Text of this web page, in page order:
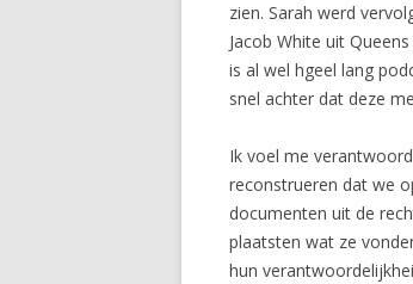
zien. Sarah werd
Jacob White uit
is al wel hgeel lang
snel achter dat deze
Ik voel me
reconstrueren dat we
documenten uit de
plaatsten wat ze
hun